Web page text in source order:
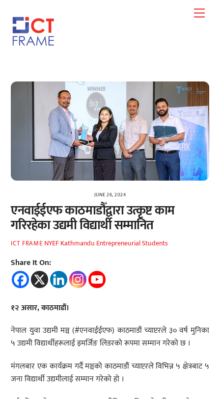
content
JUNE 26, 2024
एनवाईईएफ काठमाडौँद्वारा उत्कृष्ट काम
गरिरहेका उद्यमी विद्यार्थी सम्मानित
ICT FRAME NYEF Kathmandu Entrepreneurial Students
Share It On:
१२ असार, काठमाडौं।
नेपाल युवा उद्यमी मञ्च (#एनवाईईएफ) काठमाडौं च्याप्टरले ३० वर्ष मुनिका
५ उद्यमी विद्यार्थीहरूलाई इमर्जिङ लिडरको रूपमा सम्मान गरेको छ ।
मंगलबार एक कार्यक्रम गर्दै मञ्चको काठमाडौं च्याप्टरले विभिन्न ५ क्षेत्रबाट ५
जना विद्यार्थी उद्यमीलाई सम्मान गरेको हो ।